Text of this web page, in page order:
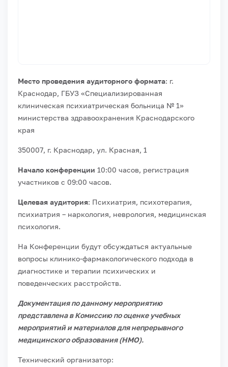
Место проведения аудиторного формата: г.
Краснодар, ГБУЗ «Специализированная
клиническая психиатрическая больница № 1»
министерства здравоохранения Краснодарского
края
350007, г. Краснодар, ул. Красная, 1
Начало конференции 10:00 часов, регистрация
участников с 09:00 часов.
Целевая аудитория: Психиатрия, психотерапия,
психиатрия – наркология, неврология, медицинская
психология.
На Конференции будут обсуждаться актуальные
вопросы клинико-фармакологического подхода в
диагностике и терапии психических и
поведенческих расстройств.
Документация по данному мероприятию
представлена в Комиссию по оценке учебных
мероприятий и материалов для непрерывного
медицинского образования (НМО).
Технический организатор: